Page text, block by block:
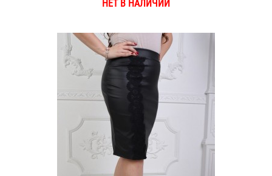
НЕТ В НАЛИЧИИ